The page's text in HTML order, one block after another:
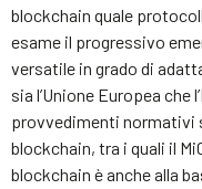
blockchain quale
esame il progressivo
versatile in grado di
sia l’Unione Europea
provvedimenti normativi
blockchain, tra i quali il
blockchain è anche alla